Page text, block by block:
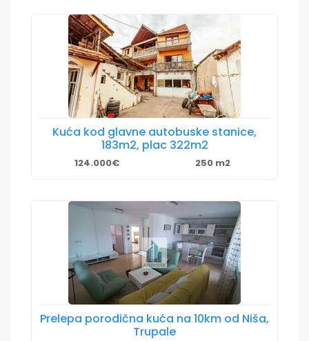
Kuća kod glavne autobuske stanice,
183m2, plac 322m2
124.000€ 250 m2
Prelepa porodična kuća na 10km od Niša,
Trupale